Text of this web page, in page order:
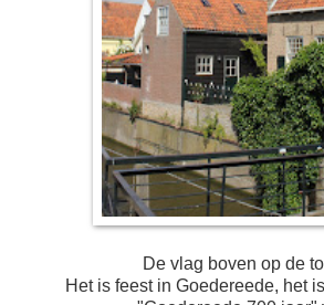
De vlag boven op de
Het is feest in Goedereede, het